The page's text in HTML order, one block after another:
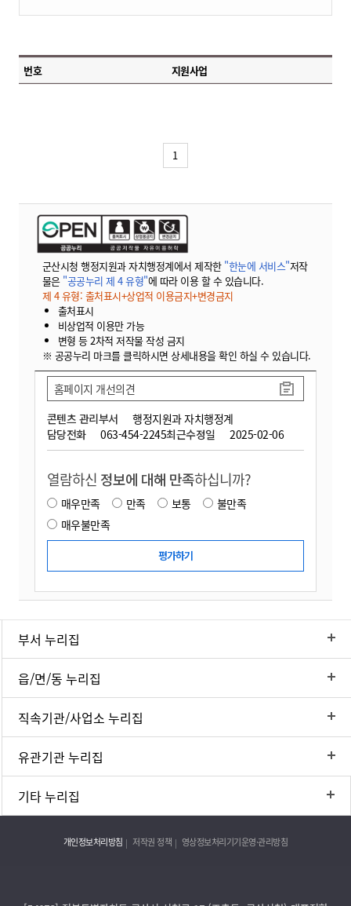
번호 지원사업
1
군산시청 행정지원과 자치행정계에서 제작한 "한눈에 서비스"저작
물은 "공공누리 제 4 유형"에 따라 이용 할 수 있습니다.
제 4 유형: 출처표시+상업적 이용금지+변경금지
출처표시
비상업적 이용만 가능
변형 등 2차적 저작물 작성 금지
※ 공공누리 마크를 클릭하시면 상세내용을 확인 하실 수 있습니다.
콘텐츠 관리부서
행정지원과 자치행정계
담당전화
063-454-2245최근수정일 2025-02-06
홈페이지 개선의견
열람하신 정보에 대해 만족하십니까?
매우만족 만족 보통
불만족
매우불만족
부서 누리집
읍/면/동 누리집
직속기관/사업소 누리집
유관기관 누리집
기타 누리집
개인정보처리방침 저작권 정책 영상정보처리기기운영·관리방침